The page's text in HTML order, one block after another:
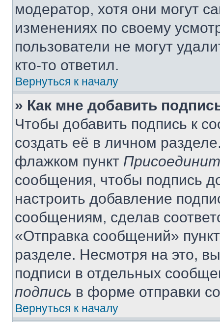
модератор, хотя они могут
изменениях по своему
пользователи не могут
кто-то ответил.
Вернуться к началу
» Как мне добавить
Чтобы добавить подпись к
создать её в личном
флажком пункт
сообщения, чтобы подпись
настроить добавление
сообщениям, сделав
«Отправка сообщений»
разделе. Несмотря на это,
подписи в отдельных
подпись в форме отправки
Вернуться к началу